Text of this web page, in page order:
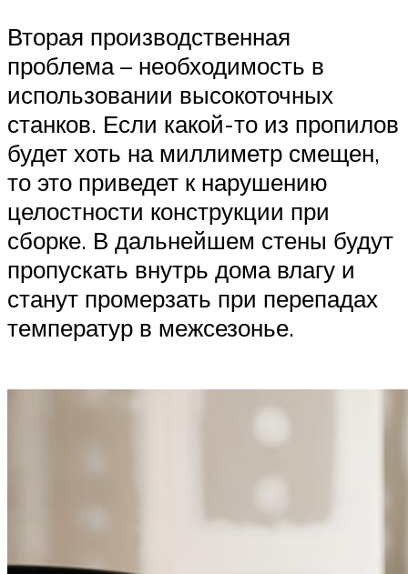
Вторая производственная
проблема – необходимость в
использовании высокоточных
станков. Если какой-то из пропилов
будет хоть на миллиметр смещен,
то это приведет к нарушению
целостности конструкции при
сборке. В дальнейшем стены будут
пропускать внутрь дома влагу и
станут промерзать при перепадах
температур в межсезонье.